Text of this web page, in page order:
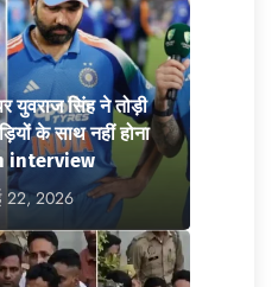
युवराज सिंह ने तोड़ी
के साथ नहीं होना
interview
22, 2026